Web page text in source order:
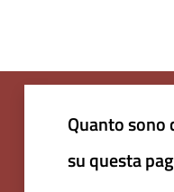
Quanto
su questa